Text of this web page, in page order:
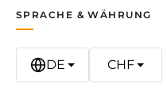
SPRACHE & WÄHRUNG
DE CHF